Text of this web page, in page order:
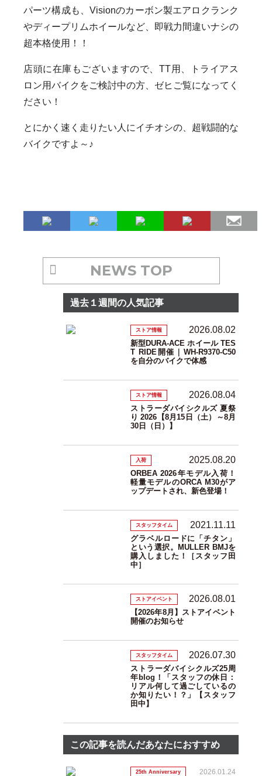
パーツ構成も、Visionのカーボン製エアロクランク
やディープリムホイールなど、即戦力間違いナシの
超本格使用！！
店頭に在庫もございますので、TT用、トライアス
ロン用バイクをご検討中の方、ゼヒご覧になってく
ださい！
とにかく速く走りたい人にイチオシの、超戦闘的な
バイクですよ～♪
NEWS TOP
過去１週間の人気記事
ストア情報 2026.08.02
新型DURA-ACE ホイール TES
T RIDE開催｜WH-R9370-C50
を自分のバイクで体感
ストア情報 2026.08.04
ストラーダバイシクルズ 夏祭
り 2026【8月15日（土）～8月
30日（日）】
入荷 2025.08.20
ORBEA 2026年モデル入荷！
軽量モデルのORCA M30がア
ップデートされ、新色登場！
スタッフタイム 2021.11.11
グラベルロードに「チタン」
という選択。MULLER BMJを
購入しました！［スタッフ田
中］
ストアイベント 2026.08.01
【2026年8月】ストアイベント
開催のお知らせ
スタッフタイム 2026.07.30
ストラーダバイシクルズ25周
年blog！「スタッフの休日：
リアル何して過ごしているの
か知りたい！？」【スタッフ
田中】
この記事を読んだあなたにおすすめ
25th Anniversary 2026.01.24